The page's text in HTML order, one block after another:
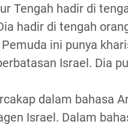
Tengah hadir di
hadir di tengah
ini punya
Israel. Dia
dalam bahasa
Israel. Dalam